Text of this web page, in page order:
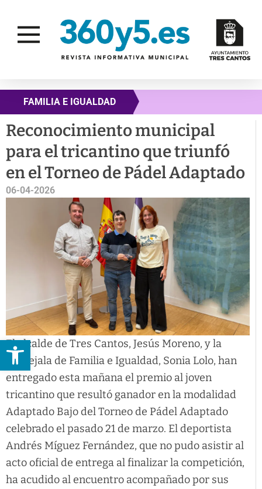
Abrir barra de herramientas
FAMILIA E IGUALDAD
Reconocimiento municipal
para el tricantino que triunfó
en el Torneo de Pádel Adaptado
06-04-2026
El alcalde de Tres Cantos, Jesús Moreno, y la
concejala de Familia e Igualdad, Sonia Lolo, han
entregado esta mañana el premio al joven
tricantino que resultó ganador en la modalidad
Adaptado Bajo del Torneo de Pádel Adaptado
celebrado el pasado 21 de marzo. El deportista
Andrés Míguez Fernández, que no pudo asistir al
acto oficial de entrega al finalizar la competición,
ha acudido al encuentro acompañado por sus